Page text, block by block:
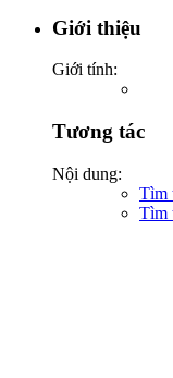
Giới thiệu
Giới tính:
Tương tác
Nội dung:
Tìm
Tìm